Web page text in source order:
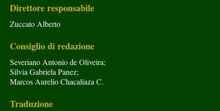
Direttore responsabile
Zuccato Alberto
Consiglio di redazione
Severiano Antonio de Oliveira;
Silvia Gabriela Panez;
Marcos Aurelio Chacaliaza C.
Traduzione